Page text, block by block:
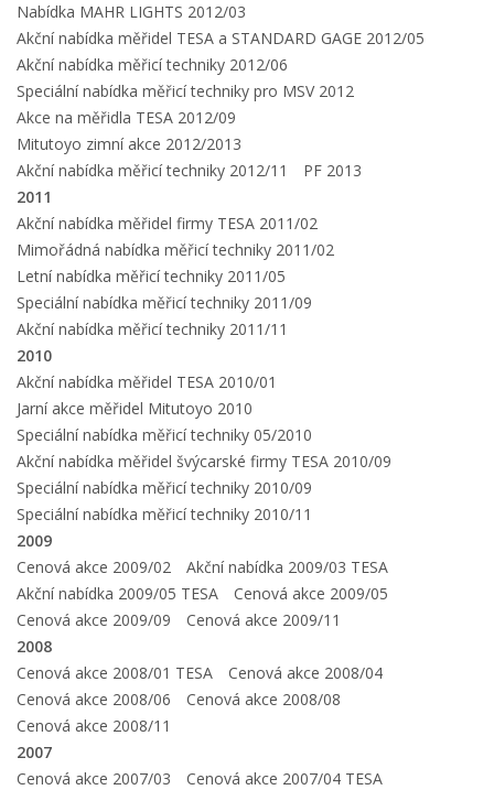
Nabídka MAHR LIGHTS 2012/03
Akční nabídka měřidel TESA a STANDARD GAGE 2012/05
Akční nabídka měřicí techniky 2012/06
Speciální nabídka měřicí techniky pro MSV 2012
Akce na měřidla TESA 2012/09
Mitutoyo zimní akce 2012/2013
Akční nabídka měřicí techniky 2012/11
PF 2013
2011
Akční nabídka měřidel firmy TESA 2011/02
Mimořádná nabídka měřicí techniky 2011/02
Letní nabídka měřicí techniky 2011/05
Speciální nabídka měřicí techniky 2011/09
Akční nabídka měřicí techniky 2011/11
2010
Akční nabídka měřidel TESA 2010/01
Jarní akce měřidel Mitutoyo 2010
Speciální nabídka měřicí techniky 05/2010
Akční nabídka měřidel švýcarské firmy TESA 2010/09
Speciální nabídka měřicí techniky 2010/09
Speciální nabídka měřicí techniky 2010/11
2009
Cenová akce 2009/02
Akční nabídka 2009/03 TESA
Akční nabídka 2009/05 TESA
Cenová akce 2009/05
Cenová akce 2009/09
Cenová akce 2009/11
2008
Cenová akce 2008/01 TESA
Cenová akce 2008/04
Cenová akce 2008/06
Cenová akce 2008/08
Cenová akce 2008/11
2007
Cenová akce 2007/03
Cenová akce 2007/04 TESA